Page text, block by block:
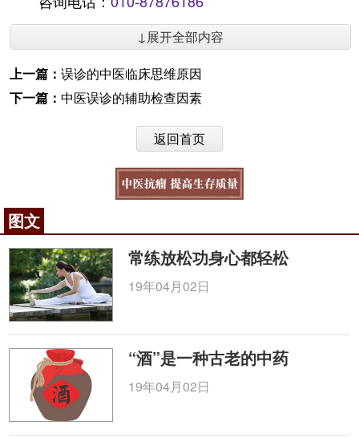
↓展开全部内容
上一篇： 误诊的中医临床思维原因
下一篇： 中医误诊的辅助检查因素
返回首页
图文
常练放松功身心都轻松
19年04月02日
“酒”是一种古老的中药
19年04月02日